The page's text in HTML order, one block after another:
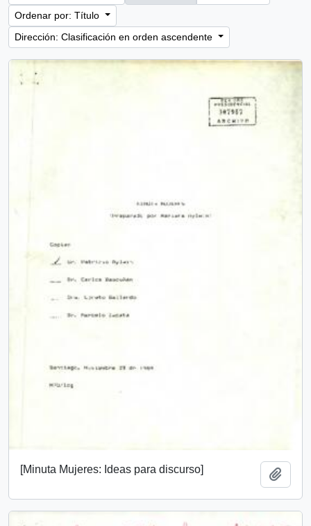
Ordenar por: Título
Dirección: Clasificación en orden ascendente
[Minuta Mujeres: Ideas para discurso]